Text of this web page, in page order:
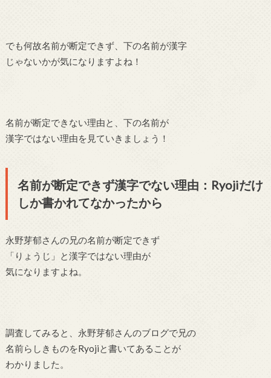
でも何故名前が断定できず、下の名前が漢字
じゃないかが気になりますよね！
名前が断定できない理由と、下の名前が
漢字ではない理由を見ていきましょう！
名前が断定できず漢字でない理由：Ryojiだけ
しか書かれてなかったから
永野芽郁さんの兄の名前が断定できず
「りょうじ」と漢字ではない理由が
気になりますよね。
調査してみると、永野芽郁さんのブログで兄の
名前らしきものをRyojiと書いてあることが
わかりました。